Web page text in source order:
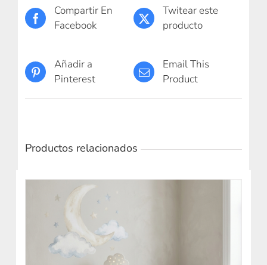
Compartir En
Facebook
Twitear este
producto
Añadir a
Pinterest
Email This
Product
Productos relacionados